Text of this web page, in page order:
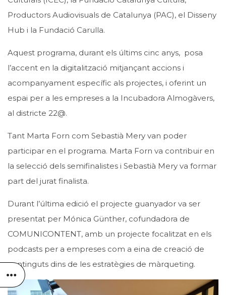
Productors Audiovisuals de Catalunya (PAC), el Disseny
Hub i la Fundació Carulla.
Aquest programa, durant els últims cinc anys, posa
l’accent en la digitalització mitjançant accions i
acompanyament específic als projectes, i oferint un
espai per a les empreses a la Incubadora Almogàvers,
al districte 22@.
Tant Marta Forn com Sebastià Mery van poder
participar en el programa. Marta Forn va contribuir en
la selecció dels semifinalistes i Sebastià Mery va formar
part del jurat finalista.
Durant l’última edició el projecte guanyador va ser
presentat per Mónica Günther, cofundadora de
COMUNICONTENT, amb un projecte focalitzat en els
podcasts per a empreses com a eina de creació de
continguts dins de les estratègies de màrqueting.